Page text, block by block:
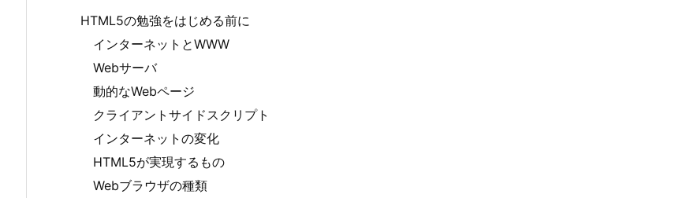
HTML5の勉強をはじめる前に
インターネットとWWW
Webサーバ
動的なWebページ
クライアントサイドスクリプト
インターネットの変化
HTML5が実現するもの
Webブラウザの種類